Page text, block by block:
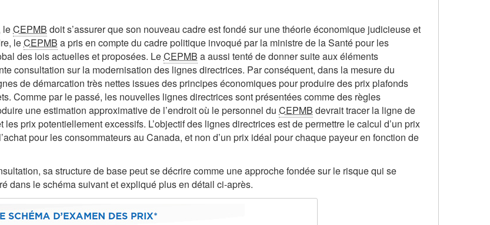
leCEPMB doit s’assurer que son nouveau cadre est fondé sur une théorie économique judicieuse et
leCEPMB a pris en compte du cadre politique invoqué par la ministre de la Santé pour les
des lois actuelles et proposées. LeCEPMB a aussi tenté de donner suite aux éléments
consultation sur la modernisation des lignes directrices. Par conséquent, dans la mesure du
de démarcation très nettes issues des principes économiques pour produire des prix plafonds
Comme par le passé, les nouvelles lignes directrices sont présentées comme des règles
une estimation approximative de l’endroit où le personnel du CEPMB devrait tracer la ligne de
prix potentiellement excessifs. L’objectif des lignes directrices est de permettre le calcul d’un prix
pour les consommateurs au Canada, et non d’un prix idéal pour chaque payeur en fonction de
sa structure de base peut se décrire comme une approche fondée sur le risque qui se
dans le schéma suivant et expliqué plus en détail ci-après.